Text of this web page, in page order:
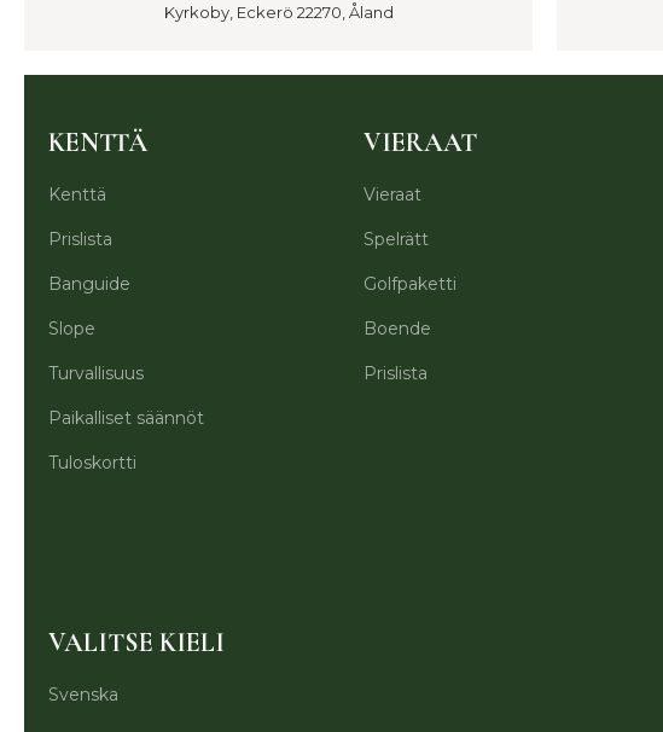
Kyrkoby, Eckerö 22270, Åland
KENTTÄ
Kenttä
Prislista
Banguide
Slope
Turvallisuus
Paikalliset säännöt
Tuloskortti
VIERAAT
Vieraat
Spelrätt
Golfpaketti
Boende
Prislista
VALITSE KIELI
Svenska